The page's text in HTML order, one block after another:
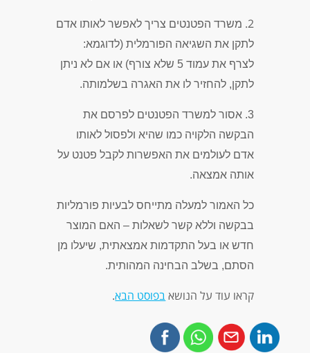
2. משרד הפטנטים צריך לאפשר לאותו אדם
לתקן את השגיאה הפורמלית (לדוגמא:
לצרף את עמוד 5 שלא צורף) או אם לא ניתן
לתקן, להחזיר לו את האגרה בשלמותה.
3. אסור למשרד הפטנטים לפרסם את
הבקשה הלקויה כמו שהיא ולפסול לאותו
אדם לעולמים את האפשרות לקבל פטנט על
אותה אמצאה.
כל האמור למעלה מתייחס לבעיות פורמליות
בבקשה וללא קשר לשאלות – האם המוצר
חדש או בעל התקדמות אמצאתית, שיעלו מן
הסתם, בשלב הבחינה המהותית.
קראו עוד על הנושאבפוסט הבא.